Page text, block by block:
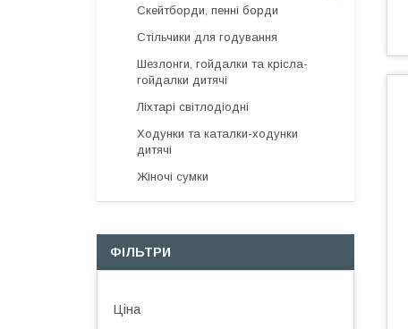
Скейтборди, пенні борди
Стільчики для годування
Шезлонги, гойдалки та крісла-
гойдалки дитячі
Ліхтарі світлодіодні
Ходунки та каталки-ходунки
дитячі
Жіночі сумки
ФІЛЬТРИ
Ціна